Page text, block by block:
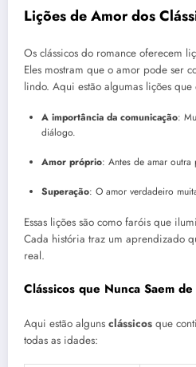
Lições de Amor dos
Os clássicos do romance oferecem
Eles mostram que o amor pode ser
lindo. Aqui estão algumas lições que
A importância da comunicação:
diálogo.
Amor próprio: Antes de amar outra
Superação: O amor verdadeiro
Essas lições são como faróis que
Cada história traz um aprendizado
real.
Clássicos que Nunca Saem
Aqui estão alguns clássicos que
todas as idades: